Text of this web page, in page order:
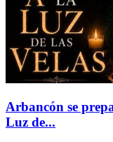
Arbancón se
Luz de...